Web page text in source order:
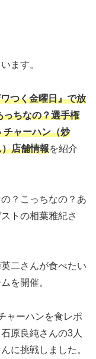
ます。
つく金曜日』で放
っちなの？選手権
チャーハン（炒
店舗情報を紹介
？こっちなの？あ
トの相葉雅紀さ
二さんが食べたい
を開催。
ャーハンを食レポ
原良純さんの3人
に挑戦しました。